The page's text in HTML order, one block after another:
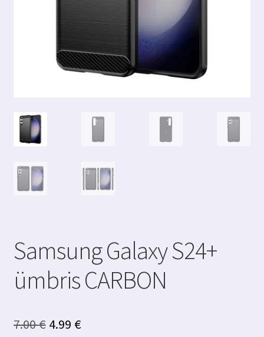
Samsung Galaxy S24+
ümbris CARBON
7.00€ Algne
4.99 €Praegune